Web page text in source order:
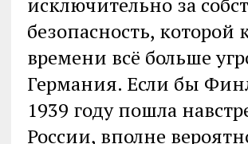
безопасность, которой
времени всё больше
Германия. Если бы
1939 году пошла
России, вполне